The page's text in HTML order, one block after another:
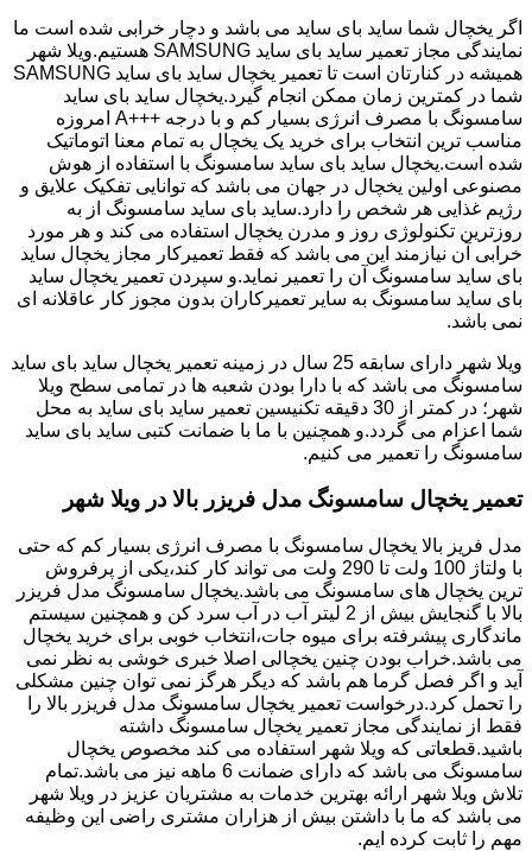
اگر یخچال شما ساید بای ساید می باشد و دچار خرابی شده است ما
نمایندگی مجاز تعمیر ساید بای ساید SAMSUNG هستیم.ویلا شهر
همیشه در کنارتان است تا تعمیر یخچال ساید بای ساید SAMSUNG
شما در کمترین زمان ممکن انجام گیرد.یخچال ساید بای ساید
سامسونگ با مصرف انرژی بسیار کم و با درجه +++A امروزه
مناسب ترین انتخاب برای خرید یک یخچال به تمام معنا اتوماتیک
شده است.یخچال ساید بای ساید سامسونگ با استفاده از هوش
مصنوعی اولین یخچال در جهان می باشد که توانایی تفکیک علایق و
رژیم غذایی هر شخص را دارد.ساید بای ساید سامسونگ از به
روزترین تکنولوژی روز و مدرن یخچال استفاده می کند و هر مورد
خرابی آن نیازمند این می باشد که فقط تعمیرکار مجاز یخچال ساید
بای ساید سامسونگ آن را تعمیر نماید.و سپردن تعمیر یخچال ساید
بای ساید سامسونگ به سایر تعمیرکاران بدون مجوز کار عاقلانه ای
نمی باشد.
ویلا شهر دارای سابقه 25 سال در زمینه تعمیر یخچال ساید بای ساید
سامسونگ می باشد که با دارا بودن شعبه ها در تمامی سطح ویلا
شهر؛ در کمتر از 30 دقیقه تکنیسین تعمیر ساید بای ساید به محل
شما اعزام می گردد.و همچنین با ما با ضمانت کتبی ساید بای ساید
سامسونگ را تعمیر می کنیم.
تعمیر یخچال سامسونگ مدل فریزر بالا در ویلا شهر
مدل فریز بالا یخچال سامسونگ با مصرف انرژی بسیار کم که حتی
با ولتاژ 100 ولت تا 290 ولت می تواند کار کند،یکی از پرفروش
ترین یخچال های سامسونگ می باشد.یخچال سامسونگ مدل فریزر
بالا با گنجایش بیش از 2 لیتر آب در آب سرد کن و همچنین سیستم
ماندگاری پیشرفته برای میوه جات،انتخاب خوبی برای خرید یخچال
می باشد.خراب بودن چنین یخچالی اصلا خبری خوشی به نظر نمی
آید و اگر فصل گرما هم باشد که دیگر هرگز نمی توان چنین مشکلی
را تحمل کرد.درخواست تعمیر یخچال سامسونگ مدل فریزر بالا را
فقط از نمایندگی مجاز تعمیر یخچال سامسونگ داشته
باشید.قطعاتی که ویلا شهر استفاده می کند مخصوص یخچال
سامسونگ می باشد که دارای ضمانت 6 ماهه نیز می باشد.تمام
تلاش ویلا شهر ارائه بهترین خدمات به مشتریان عزیز در ویلا شهر
می باشد که ما با داشتن بیش از هزاران مشتری راضی این وظیفه
مهم را ثابت کرده ایم.